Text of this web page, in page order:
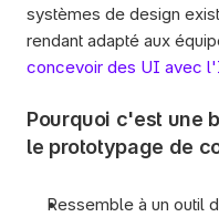
systèmes de design
rendant adapté aux
concevoir des UI avec
Pourquoi c'est une
le prototypage de
Ressemble à un outil